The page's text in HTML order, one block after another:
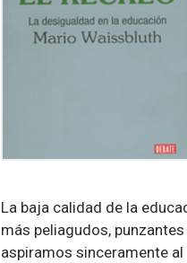
La baja calidad de la
más peliagudos,
aspiramos sinceramente